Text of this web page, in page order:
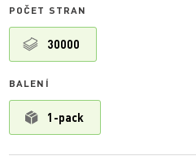
POČET STRAN
30000
BALENÍ
1-pack